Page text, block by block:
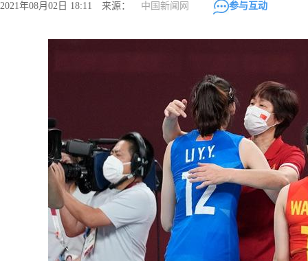
2021年08月02日 18:11 来源： 中国新闻网 参与互动